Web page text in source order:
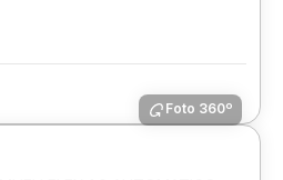
Foto 360º